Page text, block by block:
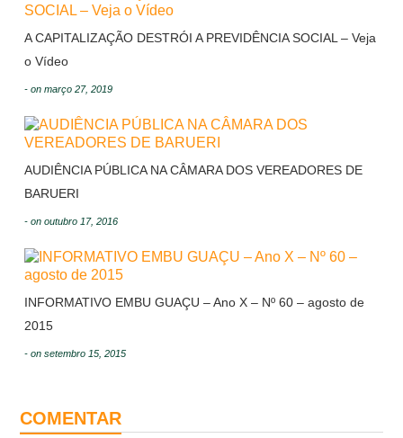
A CAPITALIZAÇÃO DESTRÓI A PREVIDÊNCIA SOCIAL – Veja
o Vídeo
- on março 27, 2019
AUDIÊNCIA PÚBLICA NA CÂMARA DOS VEREADORES DE
BARUERI
- on outubro 17, 2016
INFORMATIVO EMBU GUAÇU – Ano X – Nº 60 – agosto de
2015
- on setembro 15, 2015
COMENTAR